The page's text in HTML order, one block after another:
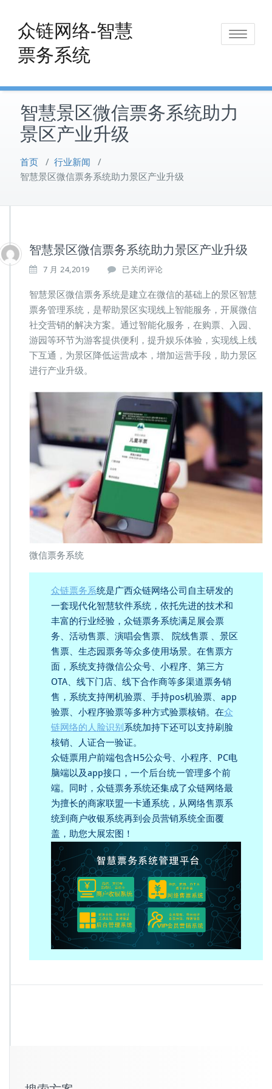
content
众链网络-智慧
票务系统
Toggle
智慧景区微信票务系统助力
景区产业升级
首页 / 行业新闻 /
智慧景区微信票务系统助力景区产业升级
智慧景区微信票务系统助力景区产业升级
7 月 24,2019
智
景
区
微
信
票
务
助
力
景
区
产
业
已关闭评论
智慧景区微信票务系统是建立在微信的基础上的景区智慧
票务管理系统，是帮助景区实现线上智能服务，开展微信
社交营销的解决方案。通过智能化服务，在购票、入园、
游园等环节为游客提供便利，提升娱乐体验，实现线上线
下互通，为景区降低运营成本，增加运营手段，助力景区
进行产业升级。
微信票务系统
众链票务系统是广西众链网络公司自主研发的
一套现代化智慧软件系统，依托先进的技术和
丰富的行业经验，众链票务系统满足展会票
务、活动售票、演唱会售票、 院线售票 、景区
售票、生态园票务等众多使用场景。在售票方
面，系统支持微信公众号、小程序、第三方
OTA、线下门店、线下合作商等多渠道票务销
售，系统支持闸机验票、手持pos机验票、app
验票、小程序验票等多种方式验票核销。在众
链网络的人脸识别 系统加持下还可以支持刷脸
核销、人证合一验证。
众链票用户前端包含H5公众号、小程序、PC电
脑端以及app接口，一个后台统一管理多个前
端。同时，众链票务系统还集成了众链网络最
为擅长的商家联盟一卡通系统，从网络售票系
统到商户收银系统再到会员营销系统全面覆
盖，助您大展宏图！